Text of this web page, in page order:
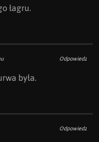
łagru.
Odpowiedz
była.
Odpowiedz